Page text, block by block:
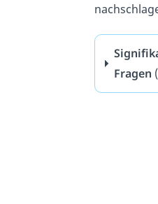
Fragen